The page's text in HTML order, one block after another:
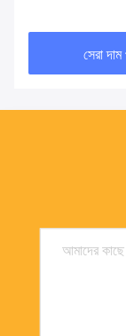
সেরা দাম